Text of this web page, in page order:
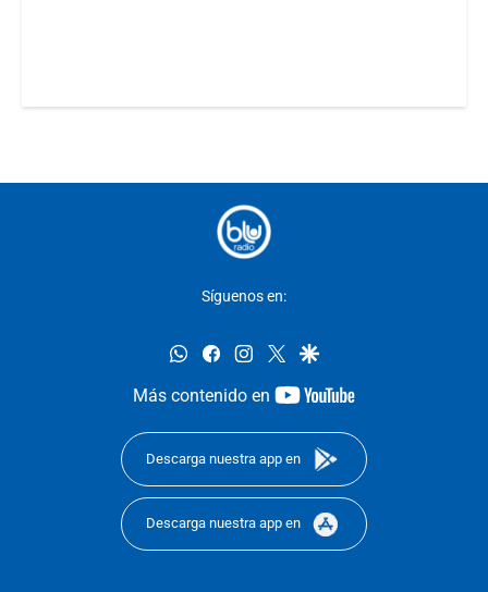
Síguenos en:
whatsappfacebookinstagram
twittergoogle
Más contenido en
youtube-
Descarga nuestra app en
Descarga nuestra app en